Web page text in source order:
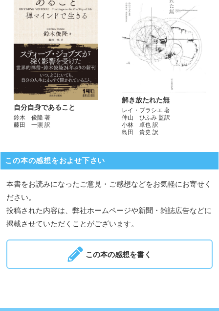
自分自身であること
鈴木 俊隆 著
藤田 一照 訳
解き放たれた無
レイ・ブラシエ 著
仲山 ひふみ 監訳
小林 卓也 訳
島田 貴史 訳
この本の感想をおよせ下さい
本書をお読みになったご意見・ご感想などをお気軽にお寄せく
ださい。
投稿された内容は、弊社ホームページや新聞・雑誌広告などに
掲載させていただくことがございます。
この本の感想を書く